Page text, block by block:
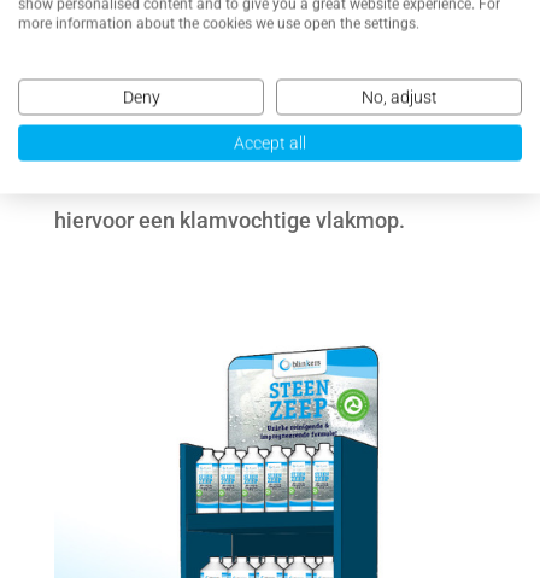
Dosering voor het wekelijkse moppen van
Voor normaal gebruik is 50ml steenzeep op
hiervoor een klamvochtige vlakmop.
show personalised content and to give you a great website experience. For
more information about the cookies we use open the settings.
Deny No, adjust
Accept all